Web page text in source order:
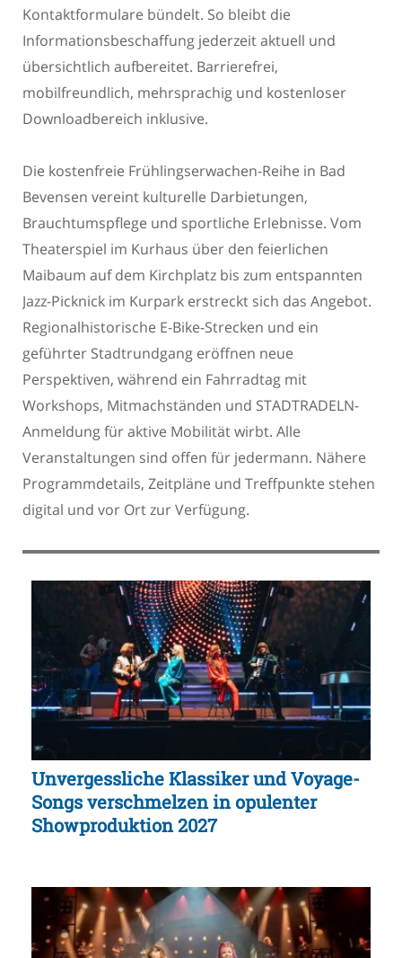
Kontaktformulare bündelt. So bleibt die
Informationsbeschaffung jederzeit aktuell und
übersichtlich aufbereitet. Barrierefrei,
mobilfreundlich, mehrsprachig und kostenloser
Downloadbereich inklusive.
Die kostenfreie Frühlingserwachen-Reihe in Bad
Bevensen vereint kulturelle Darbietungen,
Brauchtumspflege und sportliche Erlebnisse. Vom
Theaterspiel im Kurhaus über den feierlichen
Maibaum auf dem Kirchplatz bis zum entspannten
Jazz-Picknick im Kurpark erstreckt sich das Angebot.
Regionalhistorische E-Bike-Strecken und ein
geführter Stadtrundgang eröffnen neue
Perspektiven, während ein Fahrradtag mit
Workshops, Mitmachständen und STADTRADELN-
Anmeldung für aktive Mobilität wirbt. Alle
Veranstaltungen sind offen für jedermann. Nähere
Programmdetails, Zeitpläne und Treffpunkte stehen
digital und vor Ort zur Verfügung.
Unvergessliche Klassiker und Voyage-
Songs verschmelzen in opulenter
Showproduktion 2027